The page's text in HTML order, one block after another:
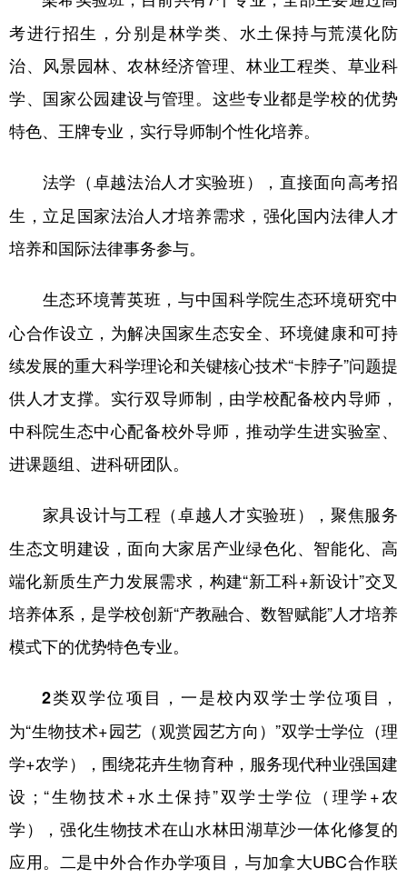
考进行招生，分别是林学类、水土保持与荒漠化防
治、风景园林、农林经济管理、林业工程类、草业科
学、国家公园建设与管理。这些专业都是学校的优势
特色、王牌专业，实行导师制个性化培养。
法学（卓越法治人才实验班）
，直接面向高考招
生，立足国家法治人才培养需求，强化国内法律人才
培养和国际法律事务参与。
生态环境菁英班 ，与中国科学院生态环境研究中
心合作设立，为解决国家生态安全、环境健康和可持
续发展的重大科学理论和关键核心技术“卡脖子”问题提
供人才支撑。实行双导师制，由学校配备校内导师，
中科院生态中心配备校外导师，推动学生进实验室、
进课题组、进科研团队。
家具设计与工程（卓越人才实验班）
，聚焦服务
生态文明建设，面向大家居产业绿色化、智能化、高
端化新质生产力发展需求，构建“新工科+新设计”交叉
培养体系，是学校创新“产教融合、数智赋能”人才培养
模式下的优势特色专业。
2类双学位项目 ，一是校内双学士学位项目，
为“生物技术+园艺（观赏园艺方向）”双学士学位（理
学+农学），围绕花卉生物育种，服务现代种业强国建
设；“生物技术+水土保持”双学士学位（理学+农
学），强化生物技术在山水林田湖草沙一体化修复的
应用。二是中外合作办学项目，与加拿大UBC合作联